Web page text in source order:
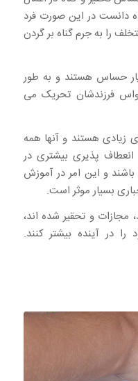
دانست در این صورت فرد
را به جرم گناه بر گردن
حساس هستند و به طور
فرزندشان تحریک می
زیادی هستند و آنها همه
پذیری بیشتری در
و این امر در آموزش
بسیار موثر است.
و تحقیر شده اند،
در آینده بیشتر کنند.